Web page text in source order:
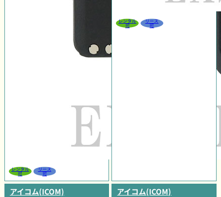
レンタル
可
リース
可
レンタル
可
リース
可
アイコム(ICOM) アイコム(ICOM)